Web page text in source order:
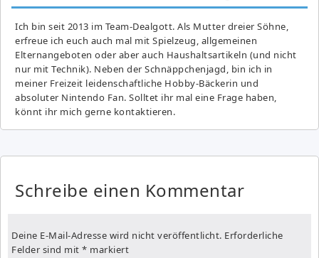
Ich bin seit 2013 im Team-Dealgott. Als Mutter dreier Söhne,
erfreue ich euch auch mal mit Spielzeug, allgemeinen
Elternangeboten oder aber auch Haushaltsartikeln (und nicht
nur mit Technik). Neben der Schnäppchenjagd, bin ich in
meiner Freizeit leidenschaftliche Hobby-Bäckerin und
absoluter Nintendo Fan. Solltet ihr mal eine Frage haben,
könnt ihr mich gerne kontaktieren.
Schreibe einen Kommentar
Deine E-Mail-Adresse wird nicht veröffentlicht. Erforderliche
Felder sind mit * markiert